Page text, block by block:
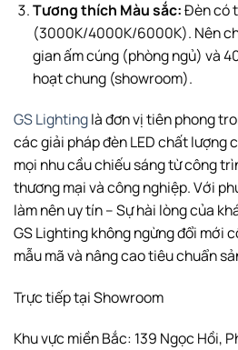
Tương thích Màu sắc:Đèn có
(3000K/4000K/6000K). Nên
gian ấm cúng (phòng ngủ) và
hoạt chung (showroom).
GS Lightinglà đơn vị tiên phong
các giải pháp đèn LED chất lượng
mọi nhu cầu chiếu sáng từ công
thương mại và công nghiệp. Với
làm nên uy tín – Sự hài lòng của
GS Lighting không ngừng đổi mới
mẫu mã và nâng cao tiêu chuẩn
Trực tiếp tại Showroom
Khu vực miền Bắc: 139 Ngọc Hồi,